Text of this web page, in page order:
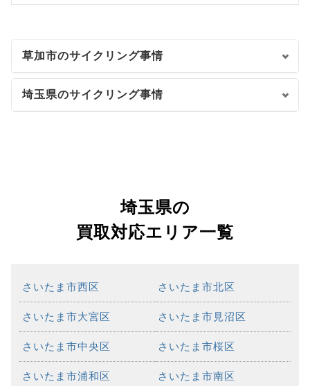
草加市のサイクリング事情
埼玉県のサイクリング事情
埼玉県の
買取対応エリア一覧
さいたま市西区 さいたま市北区
さいたま市大宮区 さいたま市見沼区
さいたま市中央区 さいたま市桜区
さいたま市浦和区 さいたま市南区